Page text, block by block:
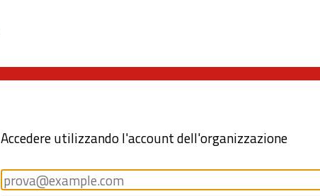
Accedere utilizzando l'account dell'organizzazione